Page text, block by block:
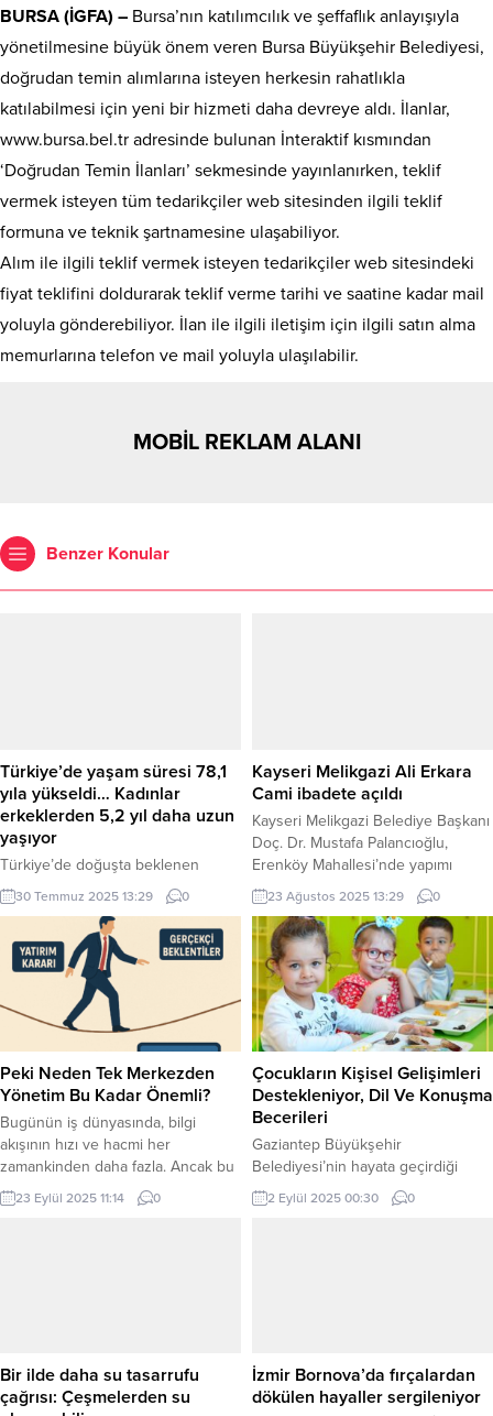
BURSA (İGFA) – Bursa’nın katılımcılık ve şeffaflık anlayışıyla
yönetilmesine büyük önem veren Bursa Büyükşehir Belediyesi,
doğrudan temin alımlarına isteyen herkesin rahatlıkla
katılabilmesi için yeni bir hizmeti daha devreye aldı. İlanlar,
www.bursa.bel.tr adresinde bulunan İnteraktif kısmından
‘Doğrudan Temin İlanları’ sekmesinde yayınlanırken, teklif
vermek isteyen tüm tedarikçiler web sitesinden ilgili teklif
formuna ve teknik şartnamesine ulaşabiliyor.
Alım ile ilgili teklif vermek isteyen tedarikçiler web sitesindeki
fiyat teklifini doldurarak teklif verme tarihi ve saatine kadar mail
yoluyla gönderebiliyor. İlan ile ilgili iletişim için ilgili satın alma
memurlarına telefon ve mail yoluyla ulaşılabilir.
MOBİL REKLAM ALANI
Benzer Konular
Türkiye’de yaşam süresi 78,1
yıla yükseldi… Kadınlar
erkeklerden 5,2 yıl daha uzun
yaşıyor
Türkiye’de doğuşta beklenen
yaşam süresinin 78,1 yıl oldu. 2021-
2023 dönemine göre 0,8 yıl artan
yaşam süresi, kadınlarda 80,7 yıl,
erkeklerde ise 75,5 yıl olarak
hesaplandı. Kadınların erkeklerden
5,2 yıl daha uzun yaşadığı
belirtilirken, eğitim düzeyi
yükseldikçe yaşam süresinin
uzadığı tespit edildi. Doğuşta ise
sağlıklı yaşam süresi 57,6 yıl oldu.
ANKARA...
30 Temmuz 2025 13:29 0
Kayseri Melikgazi Ali Erkara
Cami ibadete açıldı
Kayseri Melikgazi Belediye Başkanı
Doç. Dr. Mustafa Palancıoğlu,
Erenköy Mahallesi’nde yapımı
tamamlanan Ali Erkara Cami’nin
açılış törenini gerçekleştirdiklerini
söyledi. KAYSERİ (İGFA) – Toplumda
camilerin sadece bir ibadet mekânı
değil, aynı zamanda mahalle halkını
bir araya getiren önemli bir
buluşma noktaları olduğunu ifade
eden Kayseri Melikgazi Belediye
Başkanı Doç. Dr. Mustafa...
23 Ağustos 2025 13:29 0
Peki Neden Tek Merkezden
Yönetim Bu Kadar Önemli?
Bugünün iş dünyasında, bilgi
akışının hızı ve hacmi her
zamankinden daha fazla. Ancak bu
bilgi yoğunluğu, beraberinde
büyük bir sorunu da getiriyor:
adeta kayboluyor. Bu durum,...
23 Eylül 2025 11:14 0
Çocukların Kişisel Gelişimleri
Destekleniyor, Dil Ve Konuşma
Becerileri
Gaziantep Büyükşehir
Belediyesi’nin hayata geçirdiği
“Çocuğuma Göz Kulak Olur Musun”
projesi kapsamında açılan Coda –
engelli ebeveynlerin sağlıklı
çocuklarına eğitim hizmeti...
2 Eylül 2025 00:30 0
Bir ilde daha su tasarrufu
çağrısı: Çeşmelerden su
İzmir Bornova’da fırçalardan
dökülen hayaller sergileniyor